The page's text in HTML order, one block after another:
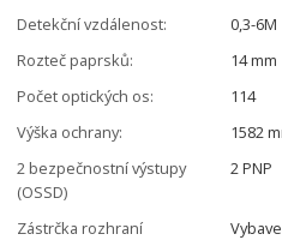
Detekční vzdálenost:
0,3-6M
Rozteč paprsků:
14 mm
Počet optických os:
114
Výška ochrany:
1582
2 bezpečnostní výstupy
(OSSD)
2 PNP
Zástrčka rozhraní